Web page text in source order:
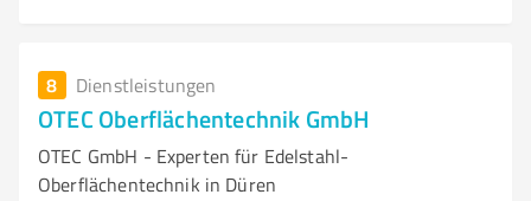
8 Dienstleistungen
OTEC Oberflächentechnik GmbH
OTEC GmbH - Experten für Edelstahl-
Oberflächentechnik in Düren